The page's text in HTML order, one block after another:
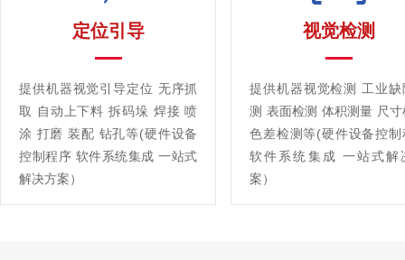
定位引导
提供机器视觉引导定位 无序抓
取 自动上下料 拆码垛 焊接 喷
涂 打磨 装配 钻孔等(硬件设备
控制程序 软件系统集成 一站式
解决方案）
视觉检测
提供机器视觉检测 工业缺
测 表面检测 体积测量 尺寸
色差检测等(硬件设备控制
软件系统集成 一站式解
案）